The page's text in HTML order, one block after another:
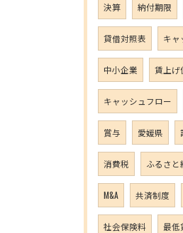
決算 納付期限
貸借対照表 キャ
中小企業 賃上げ
キャッシュフロー
賞与 愛媛県
消費税 ふるさと
M&A 共済制度
社会保険料 最低